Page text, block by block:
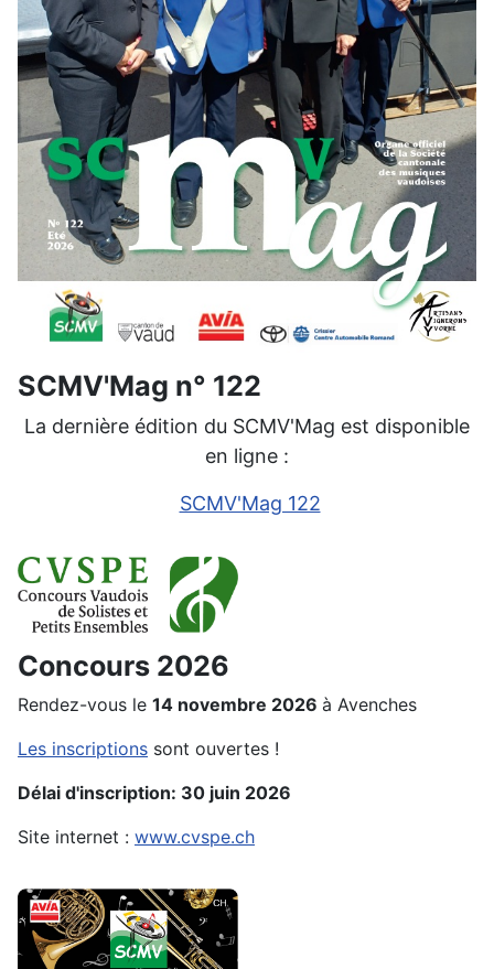
SCMV'Mag n° 122
La dernière édition du SCMV'Mag est disponible
en ligne :
SCMV'Mag 122
Concours 2026
Rendez-vous le 14 novembre 2026 à Avenches
Les inscriptions sont ouvertes !
Délai d'inscription: 30 juin 2026
Site internet : www.cvspe.ch